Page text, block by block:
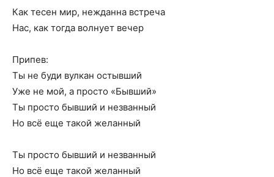
Как тесен мир, нежданна встреча
Нас, как тогда волнует вечер
Припев:
Ты не буди вулкан остывший
Уже не мой, а просто «Бывший»
Ты просто бывший и незванный
Но всё еще такой желанный
Ты просто бывший и незванный
Но всё еще такой желанный